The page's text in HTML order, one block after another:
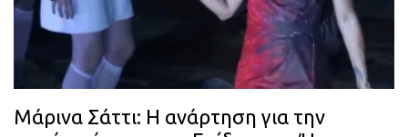
Μάρινα Σάττι: Η ανάρτηση για την